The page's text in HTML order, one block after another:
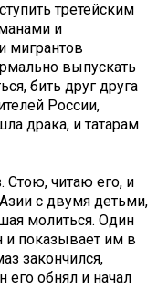
третейским
и
мигрантов
выпускать
бить друг друга
России,
драка, и татарам
Стою, читаю его, и
с двумя детьми,
молиться. Один
и показывает им в
закончился,
его обнял и начал